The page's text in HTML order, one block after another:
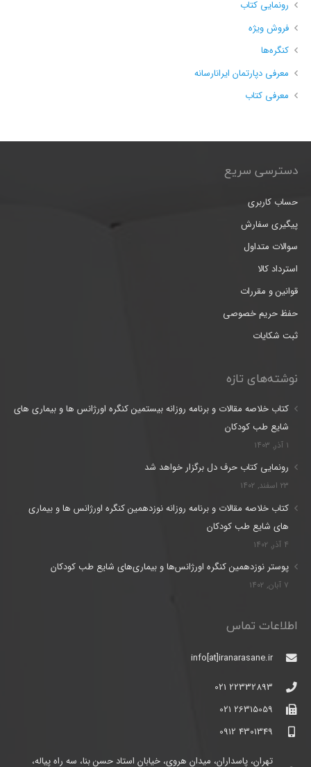
رونمایی کتاب
فروش ویژه
کنگره‌ها
معرفی دپارتمان ایرانارسانه
معرفی کتاب
دسترسی سریع
حساب کاربری
پیگیری سفارش
سوالات متداول
استرداد کالا
قوانین و مقررات
حفظ حریم خصوصی
ثبت شکایات
نوشته‌های تازه
کتاب خلاصه مقالات و برنامه روزانه بیستمین کنگره اورژانس ها و بیماری های
شایع طب کودکان
۱ آذر, ۱۴۰۳
رونمایی کتاب حرف دل برگزار خواهد شد
۲۳ اسفند, ۱۴۰۲
کتاب خلاصه مقالات و برنامه روزانه نوزدهمین کنگره اورژانس ها و بیماری
های شایع طب کودکان
۴ آذر, ۱۴۰۲
پوستر نوزدهمین کنگره اورژانس‌ها و بیماری‌های شایع طب کودکان
۷ آبان, ۱۴۰۲
اطلاعات تماس
info[at]iranarasane.ir
22332893 021
26315059 021
4301349 0912
تهران، پاسداران، میدان هروی، خیابان استاد حسن بنا، سه راه پیاله،